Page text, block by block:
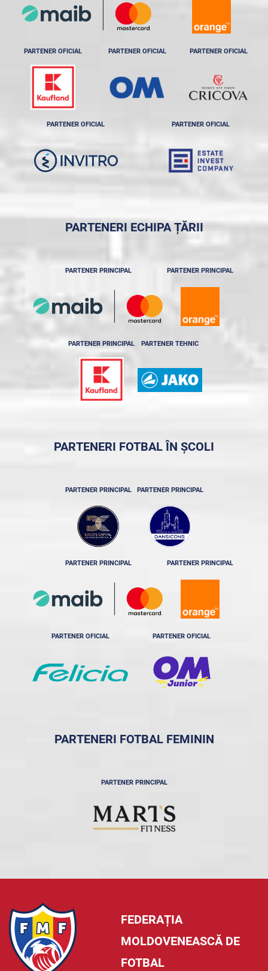
PARTENER OFICIAL PARTENER OFICIAL PARTENER OFICIAL
PARTENER OFICIAL PARTENER OFICIAL
PARTENERI ECHIPA ȚĂRII
PARTENER PRINCIPAL PARTENER PRINCIPAL
PARTENER PRINCIPAL PARTENER TEHNIC
PARTENERI FOTBAL ÎN ȘCOLI
PARTENER PRINCIPAL PARTENER PRINCIPAL
PARTENER PRINCIPAL PARTENER PRINCIPAL
PARTENER OFICIAL PARTENER OFICIAL
PARTENERI FOTBAL FEMININ
PARTENER PRINCIPAL
FEDERAȚIA
MOLDOVENEASCĂ DE
FOTBAL